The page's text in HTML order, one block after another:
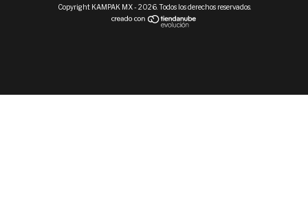
Copyright KAMPAK MX - 2026. Todos los derechos reservados.